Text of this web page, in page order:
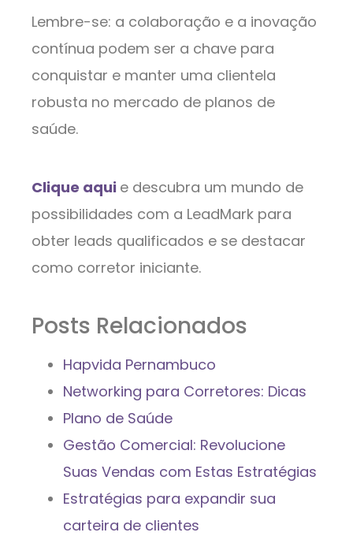
Lembre-se: a colaboração e a inovação
contínua podem ser a chave para
conquistar e manter uma clientela
robusta no mercado de planos de
saúde.
Clique aqui e descubra um mundo de
possibilidades com a LeadMark para
obter leads qualificados e se destacar
como corretor iniciante.
Posts Relacionados
Hapvida Pernambuco
Networking para Corretores: Dicas
Plano de Saúde
Gestão Comercial: Revolucione
Suas Vendas com Estas Estratégias
Estratégias para expandir sua
carteira de clientes